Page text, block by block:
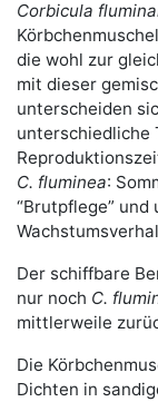
Corbicula
die wohl zur
mit dieser
unterscheiden
unterschiedliche
C. fluminea:
“Brutpflege”
Der schiffbare
nur noch C.
mittlerweile
Die
Dichten in